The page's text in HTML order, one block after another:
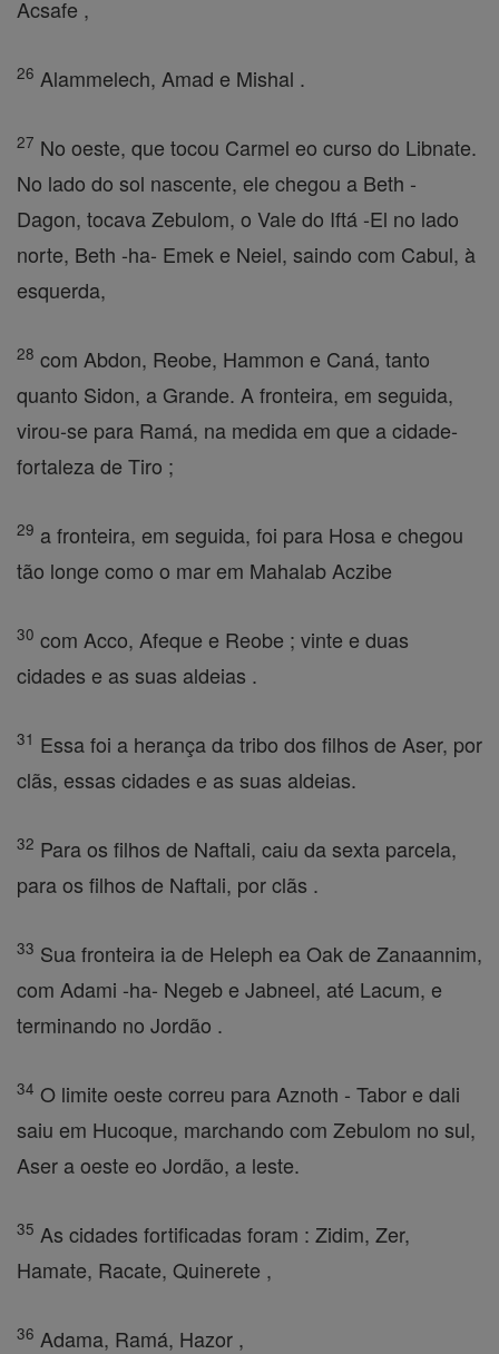
Acsafe ,
26 Alammelech, Amad e Mishal .
27 No oeste, que tocou Carmel eo curso do Libnate.
No lado do sol nascente, ele chegou a Beth -
Dagon, tocava Zebulom, o Vale do Iftá -El no lado
norte, Beth -ha- Emek e Neiel, saindo com Cabul, à
esquerda,
28 com Abdon, Reobe, Hammon e Caná, tanto
quanto Sidon, a Grande. A fronteira, em seguida,
virou-se para Ramá, na medida em que a cidade-
fortaleza de Tiro ;
29 a fronteira, em seguida, foi para Hosa e chegou
tão longe como o mar em Mahalab Aczibe
30 com Acco, Afeque e Reobe ; vinte e duas
cidades e as suas aldeias .
31 Essa foi a herança da tribo dos filhos de Aser, por
clãs, essas cidades e as suas aldeias.
32 Para os filhos de Naftali, caiu da sexta parcela,
para os filhos de Naftali, por clãs .
33 Sua fronteira ia de Heleph ea Oak de Zanaannim,
com Adami -ha- Negeb e Jabneel, até Lacum, e
terminando no Jordão .
34 O limite oeste correu para Aznoth - Tabor e dali
saiu em Hucoque, marchando com Zebulom no sul,
Aser a oeste eo Jordão, a leste.
35 As cidades fortificadas foram : Zidim, Zer,
Hamate, Racate, Quinerete ,
36 Adama, Ramá, Hazor ,